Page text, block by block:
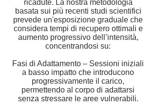
ricadute. La nostra metodologia
basata sui più recenti studi scientifici
prevede un'esposizione graduale che
considera tempi di recupero ottimali e
aumento progressivo dell’intensità,
concentrandosi su:
Fasi di Adattamento – Sessioni iniziali
a basso impatto che introducono
progressivamente il carico,
permettendo al corpo di adattarsi
senza stressare le aree vulnerabili.